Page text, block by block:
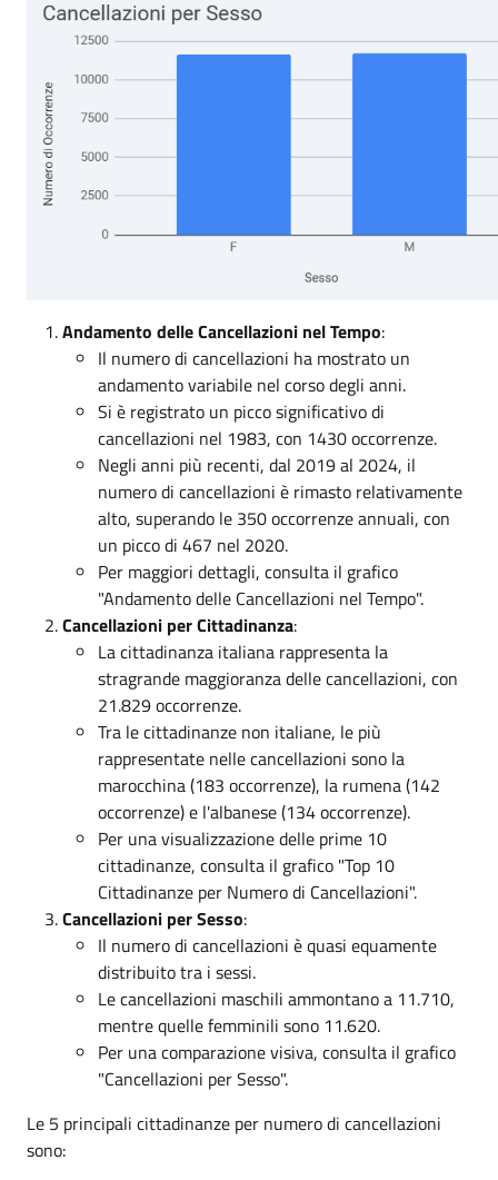
Andamento delle Cancellazioni nel Tempo:
Il numero di cancellazioni ha mostrato un
andamento variabile nel corso degli anni.
Si è registrato un picco significativo di
cancellazioni nel 1983, con 1430 occorrenze.
Negli anni più recenti, dal 2019 al 2024, il
numero di cancellazioni è rimasto relativamente
alto, superando le 350 occorrenze annuali, con
un picco di 467 nel 2020.
Per maggiori dettagli, consulta il grafico
"Andamento delle Cancellazioni nel Tempo".
Cancellazioni per Cittadinanza:
La cittadinanza italiana rappresenta la
stragrande maggioranza delle cancellazioni, con
21.829 occorrenze.
Tra le cittadinanze non italiane, le più
rappresentate nelle cancellazioni sono la
marocchina (183 occorrenze), la rumena (142
occorrenze) e l'albanese (134 occorrenze).
Per una visualizzazione delle prime 10
cittadinanze, consulta il grafico "Top 10
Cittadinanze per Numero di Cancellazioni".
Cancellazioni per Sesso:
Il numero di cancellazioni è quasi equamente
distribuito tra i sessi.
Le cancellazioni maschili ammontano a 11.710,
mentre quelle femminili sono 11.620.
Per una comparazione visiva, consulta il grafico
"Cancellazioni per Sesso".
Le 5 principali cittadinanze per numero di cancellazioni
sono: